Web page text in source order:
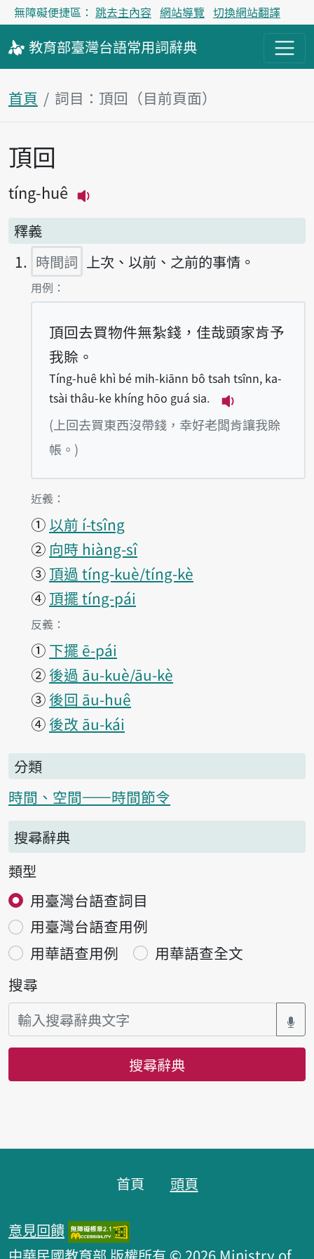
無障礙便捷區： 跳去主內容 網站導覽 切換網站翻譯
教育部臺灣台語常用詞辭典
首頁 詞目：頂回（目前頁面）
主內容區塊
頂回
tíng-huê
釋義
時間詞 上次、以前、之前的事情。
第1項釋義的
用例：
頂回去買物件無紮錢，佳哉頭家肯予
我賒。
Tíng-huê khì bé mi̍h-kiānn bô tsah tsînn, ka-
tsài thâu-ke khíng hōo guá sia.
播放例句
(上回去買東西沒帶錢，幸好老闆肯讓我賒
帳。)
第1項釋義的
近義：
① 以前 í-tsîng
② 向時 hiàng-sî
③頂過 tíng-kuè/tíng-kè
④頂擺 tíng-pái
第1項釋義的
反義：
① 下擺 ē-pái
② 後過 āu-kuè/āu-kè
③ 後回 āu-huê
④ 後改 āu-kái
分類
時間、空間——時間節令
搜尋辭典
類型
用臺灣台語查詞目
用臺灣台語查用例
用華語查用例
用華語查全文
搜尋
搜尋辭典
首頁 頭頁
意見回饋